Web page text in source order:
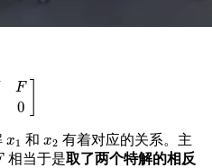
F
0
x1
x1 和x2
x2 有着对应的关系。主
相当于是取了两个特解的相反